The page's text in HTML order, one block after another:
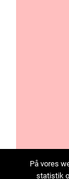
På vores
statistik